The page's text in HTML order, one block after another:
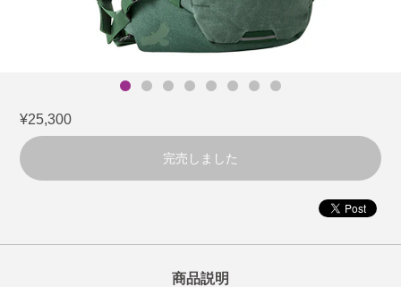
¥25,300
完売しました
商品説明